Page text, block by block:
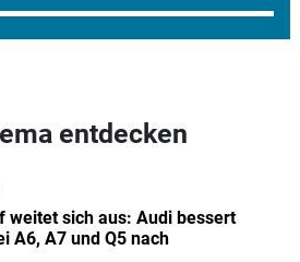
entdecken
weitet sich aus: Audi bessert
A6, A7 und Q5 nach